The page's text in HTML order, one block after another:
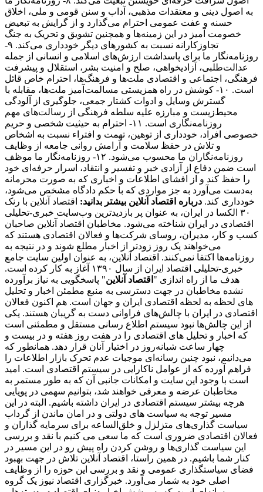
به اصول دینی و معتقدات مذهبی، آداب و سنن قومی و ملی، اخلاق
حسنه و عفت عمومی احترام می‌گذارد و از گرایش به تبعیض
خصومت آمیز در این زمینه‌ها و همچنین تشویق و تحریک به جنگ
تجاوزکارانه نسبت به کشورهای دیگر خودداری می‌کند. ۹-
روزنامه‌نگار ما برای پاسداشت ارزش‌های اسلامی و انسانی از جمله
عدالت‌طلبی، آزادیخواهی، صلح و امنیت بشر، استقلال و پیشرفت
فرهنگی، اجتماعی و اقتصادی ملت‌ها و فرهنگ‌ها، احترام خاص قائل
است. ۱۰- کوشش در راه همزیستی مسالمت‌آمیز ملت‌ها، مقابله با
گسترش وسایل و ادوات کشتار جمعی، جلوگیری از آلودگی
محیط‌زیست و مبارزه علیه سلطه فرهنگی از رسالت‌های مهم
روزنامه‌نگاری است. ۱۱- احترام به حیثیت شخصی و حریم
خصوصی افراد، خودداری از توهین، تهمت و افتراء نسبت به اشخاص
و تلاش در حفظ سلامت و آرامش روانی جامعه از وظایف
روزنامه‌نگاران ما محسوب می‌شود. ۱۲- روزنامه‌نگار ما موظف
است ضمن دفاع از آزادی خبر و تفسیر و انتقاد، اسرار حرفه‌ای خود
را حفظ کند و از افشای اطلاعات و اخباری که به صورت محرمانه
به‌دست می‌آورد به جز مواردی که با حکم دادگاه مشخص می‌شود،
خودداری کند. درباره اقتصاد آنلاین بیشتر بدانید: اقتصاد آنلاین با رنک
۳۰ الکسا در ایران، به عنوان پر بازدیدترین وب‌سایت خبری-تحلیلی
اقتصادی در ایران شناخته می‌شود. مخاطبان اقتصاد آنلاین صاحبان
کسب و کار، مدیران، روسای شرکت‌ها و فعالان اقتصادی هستند که
می‌خواهند یک روز زودتر از اخبار مطلع شوند و در نتیجه به
روزنامه‌ها اکتفا نمی‌کنند. اقتصاد آنلاین، به عنوان اولین سایت جامع
خبری-تحلیلی اقتصاد ایران از سال ۱۳۹۰ آغاز به کار کرده است.
هدف ما از راه اندازی " اقتصاد آنلاین" پاسخگویی به نیاز برآورده
نشده مخاطبان در جهت دسترسی به منبع مطمئن اخبار و تحلیل
های لحظه به لحظه اقتصادی ایران و جهان است. هم اکنون فعالان
اقتصادی در ایران با چالش‌های فراوانی دست به گریبان هستند. یکی
از این چالش‌ها نبود سیستم اطلاع رسانی مستقل و مطمئنی است
که اخبار و تحلیل های اقتصادی را در هفت روز هفته و در بیست و
چهار ساعت شبانه‌روز در اختیار آنان قرار دهد. همانطور که
می‌دانیم، نبود چنین رسانه‌ای موجبات عدم تحرک بازار اطلاعات را
فراهم آورده که از عوامل ناکارایی در سیستم اقتصادی است. امید
است با وجود این سایت و امکانات جانبی آن که به طور مستمر به
مخاطبان عرضه و معرفی خواهند شد، بتوانیم سهمی در پویایی
هرچه بیشتر سیستم اقتصادی در ایران داشته باشیم. البته در این
مسیر توجه به سیاست های دولتی و در امان ماندن از گرداب
سیاست گذاری‌های متزلزل و خلق‌الساعه برای سرمایه گذاران و
فعالان اقتصادی ضروری است که ما سعی می کنیم با نقد و بررسی
این سیاست گذاری‌ها و روشن کردن راه پیش رو در این مسیر در
کنار شما باشیم. در همین راستا، اقتصاد آنلاین تلاش در جهت بهبود
فضای سیاستگذاری عمومی و نقد و بررسی این حوزه را از وظایف
اصلی خود به شمار می‌آورد. خبرگزاری اقتصاد نیوز یک گروه